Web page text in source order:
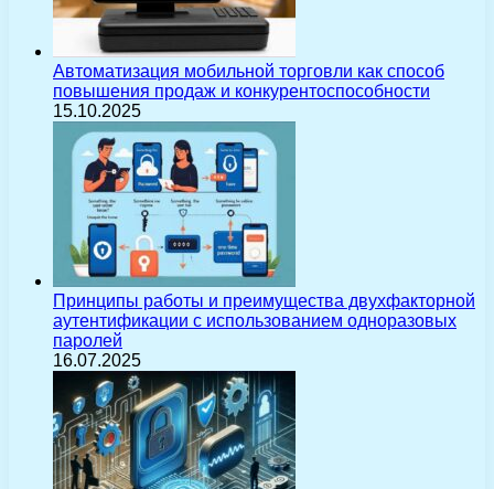
Автоматизация мобильной торговли как способ
повышения продаж и конкурентоспособности
15.10.2025
Принципы работы и преимущества двухфакторной
аутентификации с использованием одноразовых
паролей
16.07.2025